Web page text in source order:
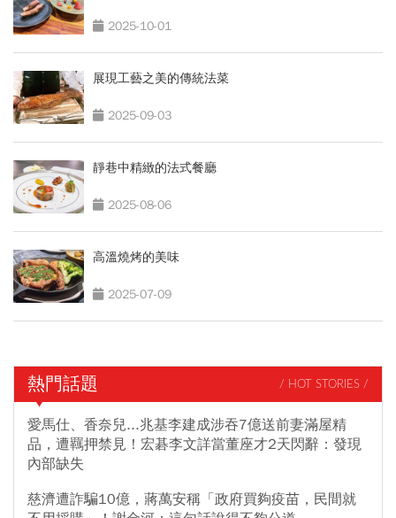
2025-10-01
展現工藝之美的傳統法菜
2025-09-03
靜巷中精緻的法式餐廳
2025-08-06
高溫燒烤的美味
2025-07-09
熱門話題 / HOT STORIES /
愛馬仕、香奈兒...兆基李建成涉吞7億送前妻滿屋精
品，遭羈押禁見！宏碁李文詳當董座才2天閃辭：發現
內部缺失
慈濟遭詐騙10億，蔣萬安稱「政府買夠疫苗，民間就